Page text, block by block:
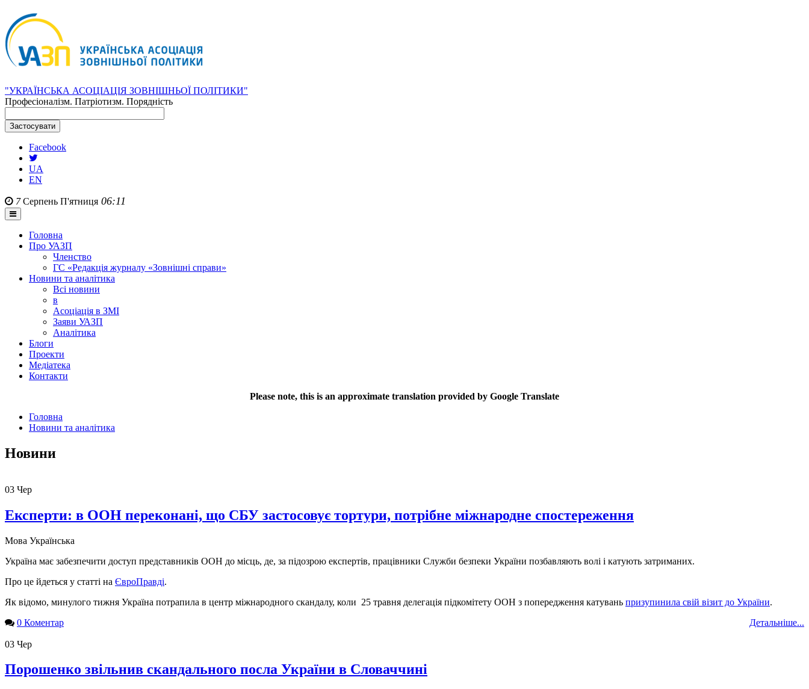
"УКРАЇНСЬКА АСОЦІАЦІЯ ЗОВНІШНЬОЇ ПОЛІТИКИ"
Професіоналізм. Патріотизм. Порядність
Facebook
UA
EN
7Серпень П'ятниця 06:11
Головна
Про УАЗП
Членство
ГС «Редакція журналу «Зовнішні справи»
Новини та аналітика
Всі новини
в
Асоціація в ЗМІ
Заяви УАЗП
Аналітика
Блоги
Проекти
Медіатека
Контакти
Please note, this is an approximate translation provided by Google Translate
Головна
Новини та аналітика
Новини
03 Чер
Експерти: в ООН переконані, що СБУ застосовує тортури, потрібне міжнародне спостереження
Мова Українська
Україна має забезпечити доступ представників ООН до місць, де, за підозрою експертів, працівники Служби безпеки України позбавляють волі і катують затриманих.
Про це йдеться у статті на ЄвроПравді.
Як відомо, минулого тижня Україна потрапила в центр міжнародного скандалу, коли 25 травня делегація підкомітету ООН з попередження катувань призупинила свій візит до України.
0 Коментар
Детальніше...
03 Чер
Порошенко звільнив скандального посла України в Словаччині